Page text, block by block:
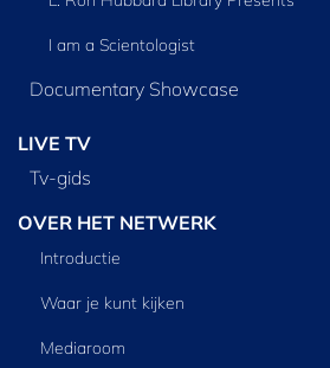
I am a Scientologist
Documentary Showcase
LIVE TV
Tv‑gids
OVER HET NETWERK
Introductie
Waar je kunt kijken
Mediaroom